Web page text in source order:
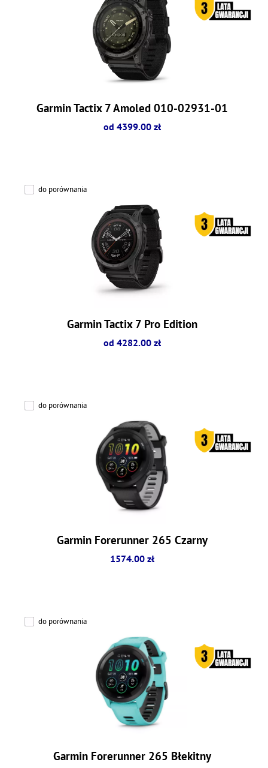
Garmin Tactix 7 Amoled 010-02931-01
od 4399.00 zł
do porównania
Garmin Tactix 7 Pro Edition
od 4282.00 zł
do porównania
Garmin Forerunner 265 Czarny
1574.00 zł
do porównania
Garmin Forerunner 265 Błekitny